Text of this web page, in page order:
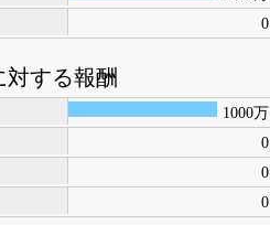
0
対する報酬
1000万
0
0
0